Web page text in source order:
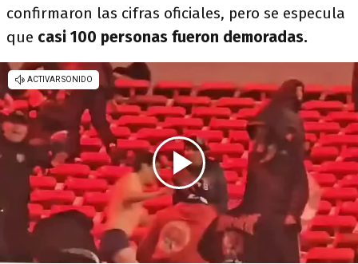
confirmaron las cifras oficiales, pero se especula
que casi 100 personas fueron demoradas.